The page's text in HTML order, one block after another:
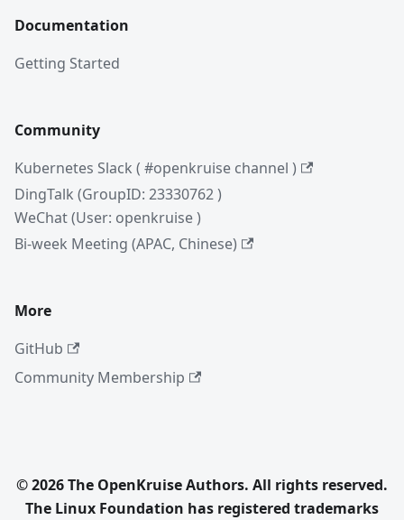
Documentation
Getting Started
Community
Kubernetes Slack ( #openkruise channel )
DingTalk (GroupID: 23330762 )
WeChat (User: openkruise )
Bi-week Meeting (APAC, Chinese)
More
GitHub
Community Membership
© 2026 The OpenKruise Authors. All rights reserved.
The Linux Foundation has registered trademarks